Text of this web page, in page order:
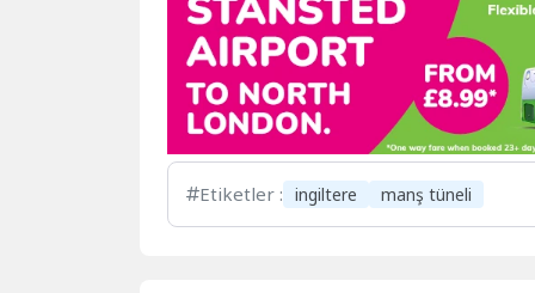
Etiketler : ingiltere manş tüneli